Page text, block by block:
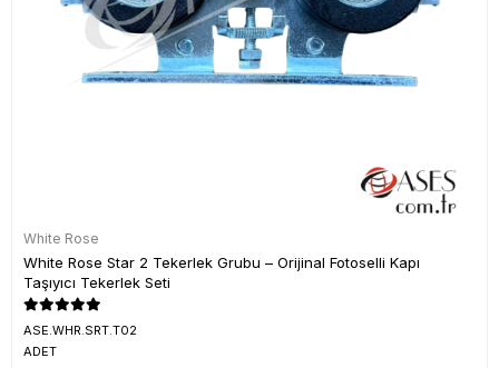
White Rose
White Rose Star 2 Tekerlek Grubu – Orijinal Fotoselli Kapı
Taşıyıcı Tekerlek Seti
ASE.WHR.SRT.T02
ADET